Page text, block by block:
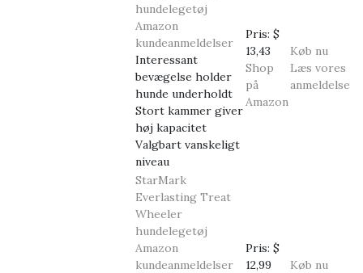
hundelegetøj
Amazon
kundeanmeldelser
Interessant
bevægelse holder
hunde underholdt
Stort kammer giver
høj kapacitet
Valgbart vanskeligt
niveau
Pris: $
13,43
Shop
på
Amazon
Køb nu
Læs vores
anmeldelse
StarMark
Everlasting Treat
Wheeler
hundelegetøj
Amazon
kundeanmeldelser
Pris: $
12,99
Køb nu